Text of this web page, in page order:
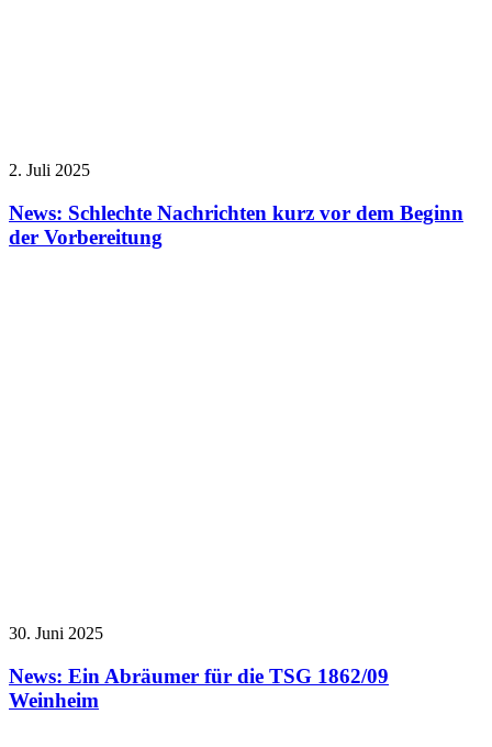
2. Juli 2025
News: Schlechte Nachrichten kurz vor dem Beginn
der Vorbereitung
30. Juni 2025
News: Ein Abräumer für die TSG 1862/09
Weinheim